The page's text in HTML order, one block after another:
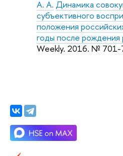
А. А. Динамика
субъективного
положения
годы после рождения
Weekly. 2016. № 701-